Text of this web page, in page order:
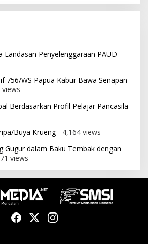
Landasan Penyelenggaraan PAUD -
756/WS Papua Kabur Bawa Senapan
views
Berdasarkan Profil Pelajar Pancasila -
Buya Krueng- 4,164 views
Gugur dalam Baku Tembak dengan
views